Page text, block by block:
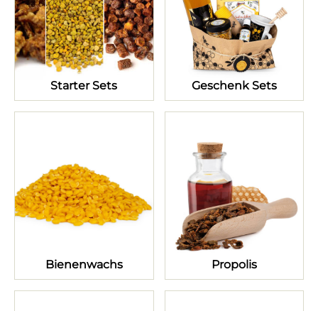
Starter Sets Geschenk Sets
Bienenwachs Propolis